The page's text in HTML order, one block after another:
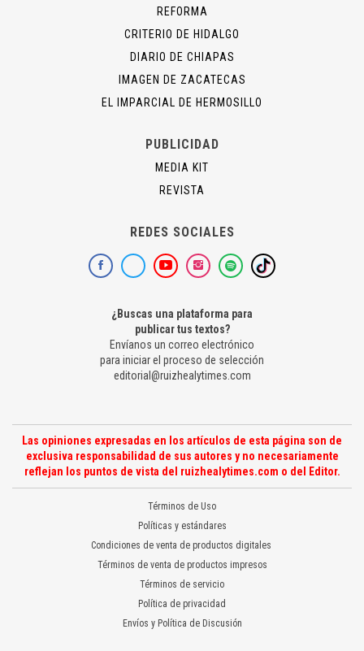
REFORMA
CRITERIO DE HIDALGO
DIARIO DE CHIAPAS
IMAGEN DE ZACATECAS
EL IMPARCIAL DE HERMOSILLO
PUBLICIDAD
MEDIA KIT
REVISTA
REDES SOCIALES
¿Buscas una plataforma para
publicar tus textos?
Envíanos un correo electrónico
para iniciar el proceso de selección
editorial@ruizhealytimes.com
Las opiniones expresadas en los artículos de esta página son de
exclusiva responsabilidad de sus autores y no necesariamente
reflejan los puntos de vista del ruizhealytimes.com o del Editor.
Términos de Uso
Políticas y estándares
Condiciones de venta de productos digitales
Términos de venta de productos impresos
Términos de servicio
Política de privacidad
Envíos y Política de Discusión